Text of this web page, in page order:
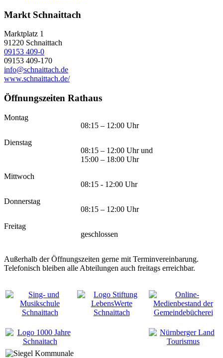
Markt Schnaittach
Marktplatz 1
91220 Schnaittach
09153 409-0
09153 409-170
info@schnaittach.de
www.schnaittach.de/
Öffnungszeiten Rathaus
Montag
08:15 – 12:00 Uhr
Dienstag
08:15 – 12:00 Uhr und
15:00 – 18:00 Uhr
Mittwoch
08:15 - 12:00 Uhr
Donnerstag
08:15 – 12:00 Uhr
Freitag
geschlossen
Außerhalb der Öffnungszeiten gerne mit Terminvereinbarung.
Telefonisch bleiben alle Abteilungen auch freitags erreichbar.